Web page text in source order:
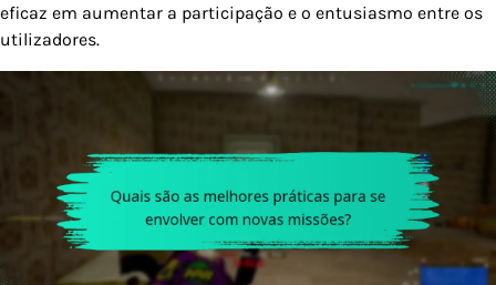
eficaz em aumentar a participação e o entusiasmo entre os
utilizadores.